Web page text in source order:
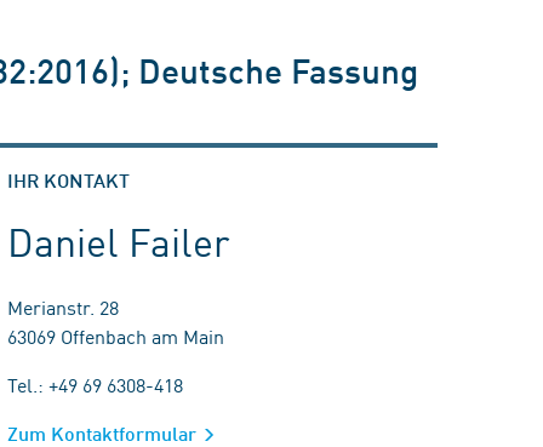
Deutsche Fassung
IHR KONTAKT
Daniel Failer
Merianstr. 28
63069 Offenbach am Main
Tel.: +49 69 6308-418
Zum Kontaktformular